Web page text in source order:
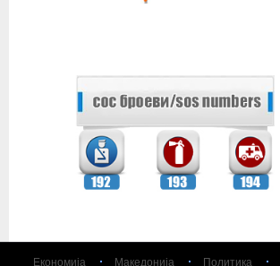
Економија Македонија Политика